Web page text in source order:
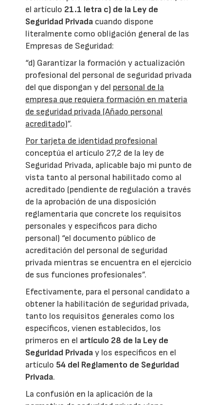
el artículo 21.1 letra c) de la Ley de
Seguridad Privada cuando dispone
literalmente como obligación general de las
Empresas de Seguridad:
“d) Garantizar la formación y actualización
profesional del personal de seguridad privada
del que dispongan y del personal de la
empresa que requiera formación en materia
de seguridad privada (Añado personal
acreditado)”.
Por tarjeta de identidad profesional
conceptúa el artículo 27,2 de la ley de
Seguridad Privada, aplicable bajo mi punto de
vista tanto al personal habilitado como al
acreditado (pendiente de regulación a través
de la aprobación de una disposición
reglamentaria que concrete los requisitos
personales y específicos para dicho
personal) “el documento público de
acreditación del personal de seguridad
privada mientras se encuentra en el ejercicio
de sus funciones profesionales”.
Efectivamente, para el personal candidato a
obtener la habilitación de seguridad privada,
tanto los requisitos generales como los
específicos, vienen establecidos, los
primeros en el artículo 28 de la Ley de
Seguridad Privaday los específicos en el
artículo 54 del Reglamento de Seguridad
Privada.
La confusión en la aplicación de la